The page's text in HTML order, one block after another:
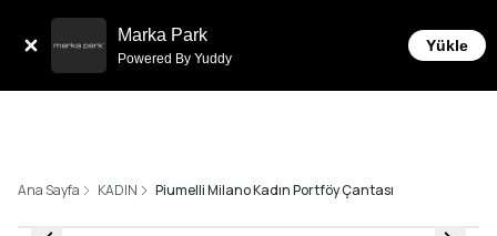
Marka Park
Powered By Yuddy
Yükle
Ana Sayfa KADIN Piumelli Milano Kadın Portföy Çantası